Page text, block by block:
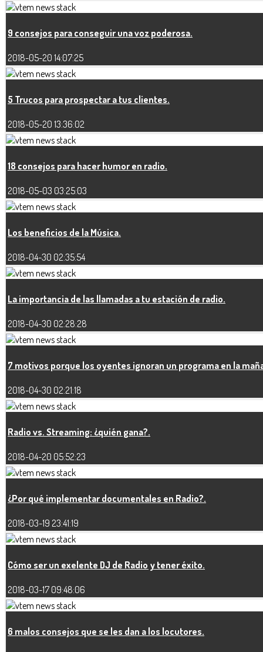
9 consejos para conseguir una voz poderosa.
2018-05-20 14:07:25
5 Trucos para prospectar a tus clientes.
2018-05-20 13:36:02
18 consejos para hacer humor en radio.
2018-05-03 03:25:03
Los beneficios de la Música.
2018-04-30 02:35:54
La importancia de las llamadas a tu estación de radio.
2018-04-30 02:28:28
7 motivos porque los oyentes ignoran un programa en la
2018-04-30 02:21:18
Radio vs. Streaming: ¿quién gana?.
2018-04-20 05:52:23
¿Por qué implementar documentales en Radio?.
2018-03-19 23:41:19
Cómo ser un exelente DJ de Radio y tener éxito.
2018-03-17 09:48:06
6 malos consejos que se les dan a los locutores.